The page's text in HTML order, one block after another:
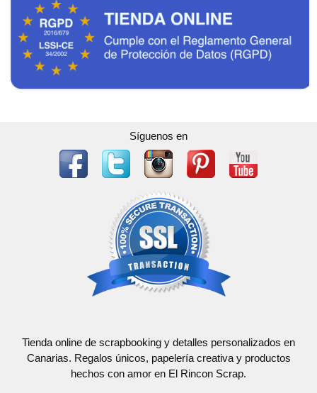
Síguenos en
Tienda online de scrapbooking y detalles personalizados en
Canarias. Regalos únicos, papelería creativa y productos
hechos con amor en El Rincon Scrap.